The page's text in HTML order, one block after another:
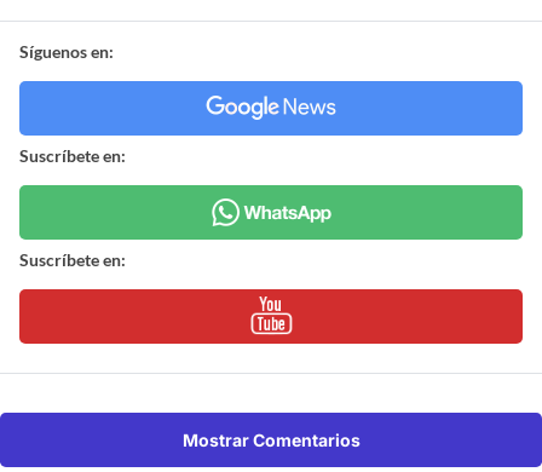
Síguenos en:
Suscríbete en:
Suscríbete en:
Mostrar Comentarios